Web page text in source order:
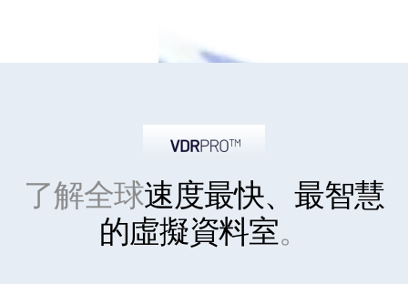
了解全球速度最快、最智慧
的虛擬資料室。